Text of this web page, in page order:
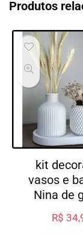
Produtos
kit
vasos e
Nina de
R$